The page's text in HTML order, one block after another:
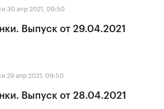
30 апр 2021, 09:50
Выпуск от 29.04.2021
29 апр 2021, 09:50
Выпуск от 28.04.2021